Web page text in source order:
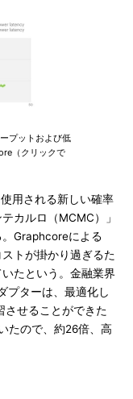
プットおよび低
（クリックで
用される新しい確率
カルロ（MCMC）」
Graphcoreによる
トが掛かり過ぎるた
たという。金融業界
プターは、最適化し
させることができた
たので、約26倍、高